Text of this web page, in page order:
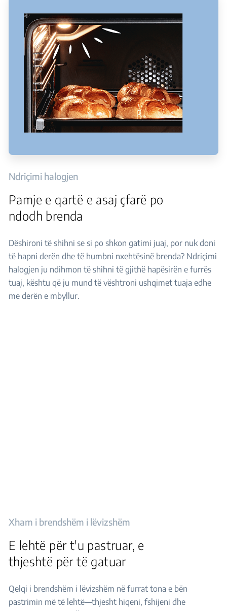
Ndriçimi halogjen
Pamje e qartë e asaj çfarë po
ndodh brenda
Dëshironi të shihni se si po shkon gatimi juaj, por nuk doni
të hapni derën dhe të humbni nxehtësinë brenda? Ndriçimi
halogjen ju ndihmon të shihni të gjithë hapësirën e furrës
tuaj, kështu që ju mund të vështroni ushqimet tuaja edhe
me derën e mbyllur.
Xham i brendshëm i lëvizshëm
E lehtë për t'u pastruar, e
thjeshtë për të gatuar
Qelqi i brendshëm i lëvizshëm në furrat tona e bën
pastrimin më të lehtë—thjesht hiqeni, fshijeni dhe